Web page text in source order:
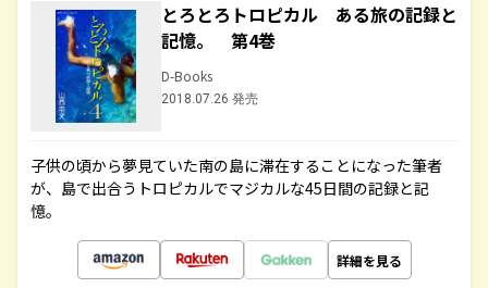
とろとろトロピカル ある旅の記録と
記憶。 第4巻
D-Books
2018.07.26 発売
子供の頃から夢見ていた南の島に滞在することになった筆者
が、島で出合うトロピカルでマジカルな45日間の記録と記
憶。
詳細を見る